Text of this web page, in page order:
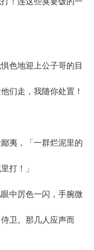
色地迎上公子哥的目
们走，我随你处置！
夷，「一群烂泥里的
打！」
中厉色一闪，手腕微
卫。那几人应声而